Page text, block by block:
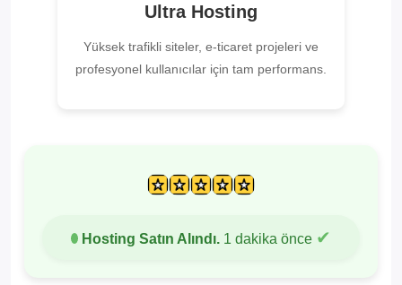
Ultra Hosting
Yüksek trafikli siteler, e-ticaret projeleri ve
profesyonel kullanıcılar için tam performans.
Hosting Satın Alındı. 1 dakika önce ✔